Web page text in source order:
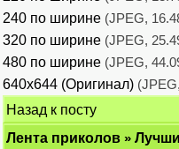
240 по ширине (JPEG,
320 по ширине (JPEG,
480 по ширине (JPEG,
640x644 (Оригинал)
Назад к посту
Лента приколов »